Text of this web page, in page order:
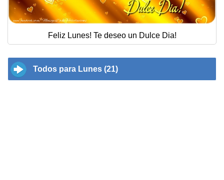
Feliz Lunes! Te deseo un Dulce Dia!
Todos para Lunes (21)